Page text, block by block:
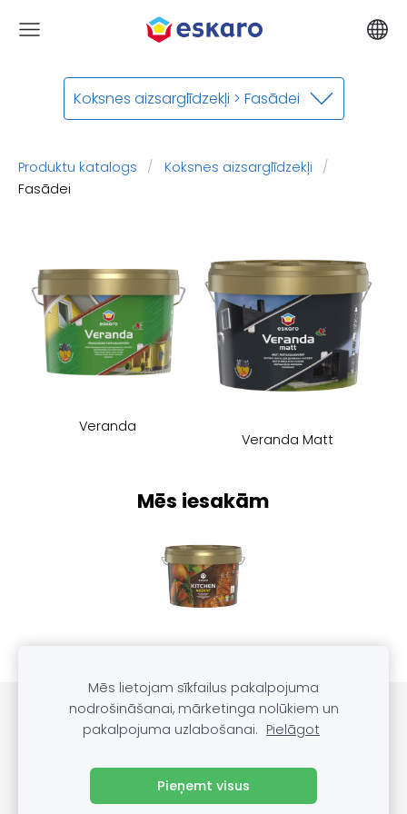
Koksnes aizsarglīdzekļi > Fasādei
Mēs iesakām
Produktu katalogs
Koksnes aizsarglīdzekļi
Fasādei
Veranda
Veranda Matt
PRODUKTU KATALOGS SĪKDATNES
Blogs
Mēs lietojam sīkfailus pakalpojuma
nodrošināšanai, mārketinga nolūkiem un
pakalpojuma uzlabošanai. Pielāgot
Pieņemt visus